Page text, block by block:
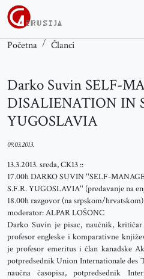
Početna Članci
Darko Suvin SELF-
DISALIENATION IN
YUGOSLAVIA
09.03.2013.
13.3.2013. sreda, CK13 ::
17.00h DARKO SUVIN ''SELF-
S.F.R. YUGOSLAVIA'' (predavanje na
18.00h razgovor (na srpskom/hrvatskom)
moderator: ALPAR LOŠONC
Darko Suvin je pisac, naučnik,
profesor engleske i komparativne
je profesor emeritus i član kanadske
potpredsednik Union Internationale des
naučna časopisa, potpredsednik